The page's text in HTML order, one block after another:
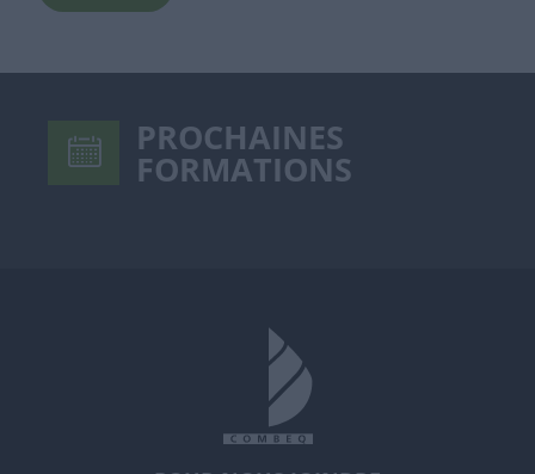
PROCHAINES
FORMATIONS